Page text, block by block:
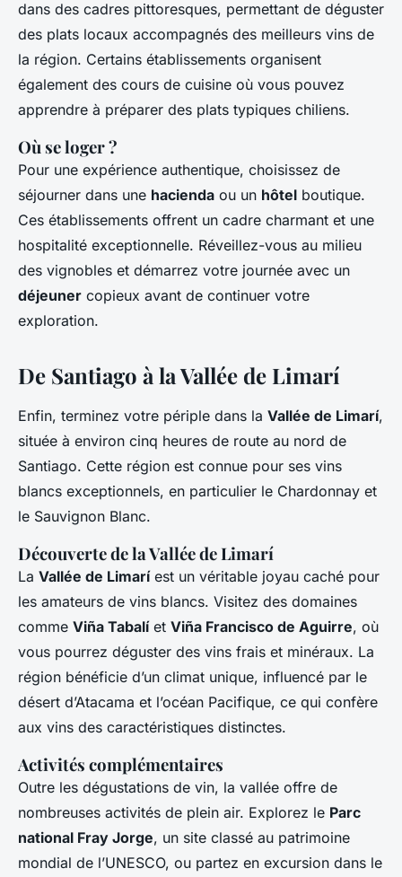
dans des cadres pittoresques, permettant de déguster
des plats locaux accompagnés des meilleurs vins de
la région. Certains établissements organisent
également des cours de cuisine où vous pouvez
apprendre à préparer des plats typiques chiliens.
Où se loger ?
Pour une expérience authentique, choisissez de
séjourner dans une hacienda ou un hôtel boutique.
Ces établissements offrent un cadre charmant et une
hospitalité exceptionnelle. Réveillez-vous au milieu
des vignobles et démarrez votre journée avec un
déjeuner copieux avant de continuer votre
exploration.
De Santiago à la Vallée de Limarí
Enfin, terminez votre périple dans la Vallée de Limarí,
située à environ cinq heures de route au nord de
Santiago. Cette région est connue pour ses vins
blancs exceptionnels, en particulier le Chardonnay et
le Sauvignon Blanc.
Découverte de la Vallée de Limarí
La Vallée de Limaríest un véritable joyau caché pour
les amateurs de vins blancs. Visitez des domaines
comme Viña Tabalíet Viña Francisco de Aguirre, où
vous pourrez déguster des vins frais et minéraux. La
région bénéficie d’un climat unique, influencé par le
désert d’Atacama et l’océan Pacifique, ce qui confère
aux vins des caractéristiques distinctes.
Activités complémentaires
Outre les dégustations de vin, la vallée offre de
nombreuses activités de plein air. Explorez le Parc
national Fray Jorge, un site classé au patrimoine
mondial de l’UNESCO, ou partez en excursion dans le